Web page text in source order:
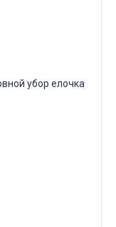
убор елочка